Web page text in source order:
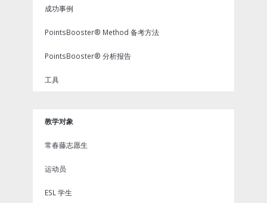
成功事例
PointsBooster® Method 备考方法
PointsBooster® 分析报告
工具
教学对象
常春藤志愿生
运动员
ESL 学生